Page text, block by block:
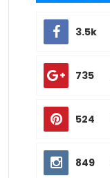
3.5k
735
524
849